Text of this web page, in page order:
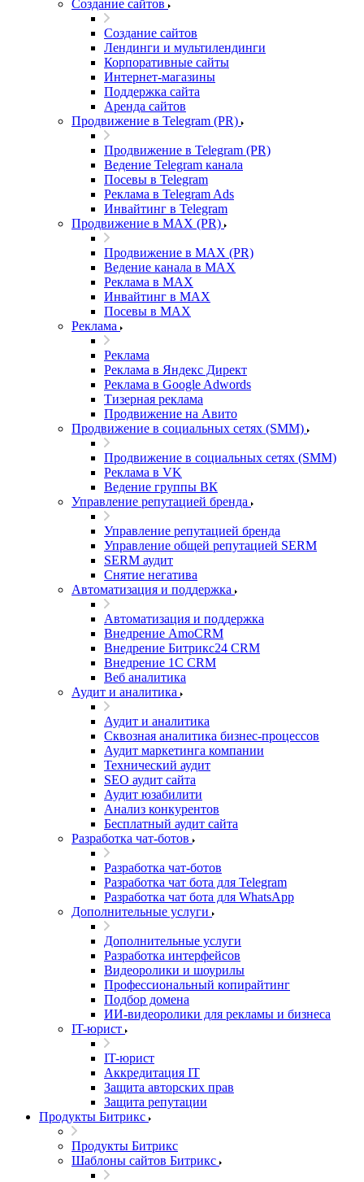
Создание сайтов
Создание сайтов
Лендинги и мультилендинги
Корпоративные сайты
Интернет-магазины
Поддержка сайта
Аренда сайтов
Продвижение в Telegram (PR)
Продвижение в Telegram (PR)
Ведение Telegram канала
Посевы в Telegram
Реклама в Telegram Ads
Инвайтинг в Telegram
Продвижение в MAX (PR)
Продвижение в MAX (PR)
Ведение канала в MAX
Реклама в MAX
Инвайтинг в MAX
Посевы в MAX
Реклама
Реклама
Реклама в Яндекс Директ
Реклама в Google Adwords
Тизерная реклама
Продвижение на Авито
Продвижение в социальных сетях (SMM)
Продвижение в социальных сетях (SMM)
Реклама в VK
Ведение группы ВК
Управление репутацией бренда
Управление репутацией бренда
Управление общей репутацией SERM
SERM аудит
Снятие негатива
Автоматизация и поддержка
Автоматизация и поддержка
Внедрение AmoCRM
Внедрение Битрикс24 CRM
Внедрение 1C CRM
Веб аналитика
Аудит и аналитика
Аудит и аналитика
Сквозная аналитика бизнес-процессов
Аудит маркетинга компании
Технический аудит
SEO аудит сайта
Аудит юзабилити
Анализ конкурентов
Бесплатный аудит сайта
Разработка чат-ботов
Разработка чат-ботов
Разработка чат бота для Telegram
Разработка чат бота для WhatsApp
Дополнительные услуги
Дополнительные услуги
Разработка интерфейсов
Видеоролики и шоурилы
Профессиональный копирайтинг
Подбор домена
ИИ-видеоролики для рекламы и бизнеса
IT-юрист
IT-юрист
Аккредитация IT
Защита авторских прав
Защита репутации
Продукты Битрикс
Продукты Битрикс
Шаблоны сайтов Битрикс